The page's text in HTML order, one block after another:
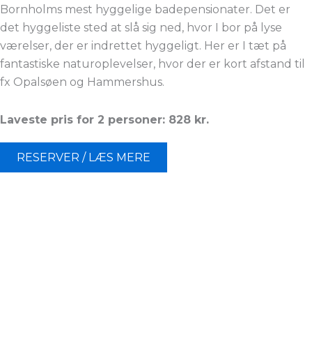
Bornholms mest hyggelige badepensionater. Det er
det hyggeliste sted at slå sig ned, hvor I bor på lyse
værelser, der er indrettet hyggeligt. Her er I tæt på
fantastiske naturoplevelser, hvor der er kort afstand til
fx Opalsøen og Hammershus.
Laveste pris for 2 personer: 828 kr.
RESERVER / LÆS MERE